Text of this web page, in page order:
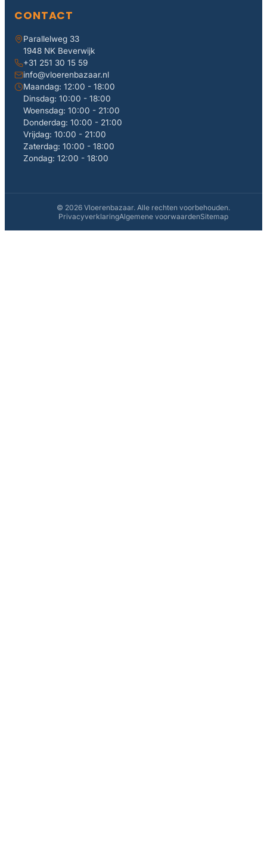
CONTACT
Parallelweg 33
1948 NK Beverwijk
+31 251 30 15 59
info@vloerenbazaar.nl
Maandag: 12:00 - 18:00
Dinsdag: 10:00 - 18:00
Woensdag: 10:00 - 21:00
Donderdag: 10:00 - 21:00
Vrijdag: 10:00 - 21:00
Zaterdag: 10:00 - 18:00
Zondag: 12:00 - 18:00
© 2026 Vloerenbazaar. Alle rechten voorbehouden.
PrivacyverklaringAlgemene voorwaardenSitemap